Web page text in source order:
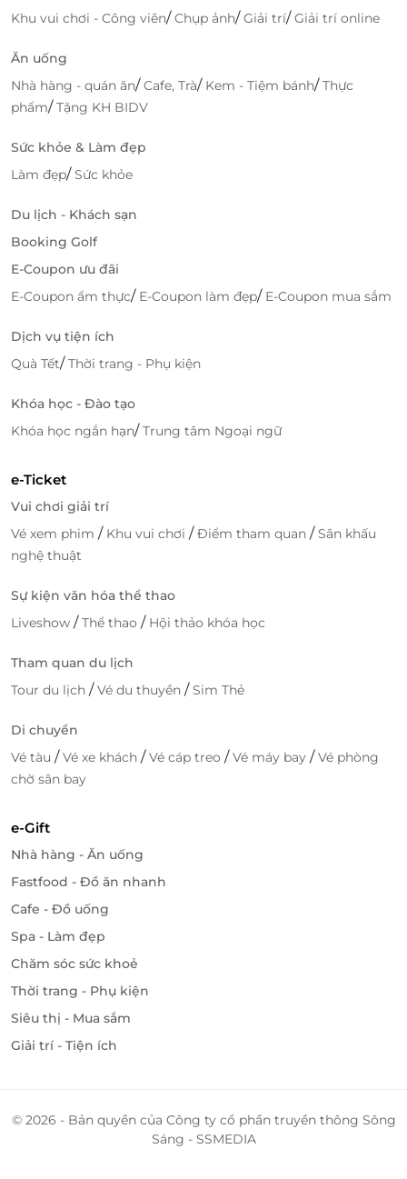
Khu vui chơi - Công viên/Chụp ảnh/Giải trí/Giải trí online
Ăn uống
Nhà hàng - quán ăn/Cafe, Trà/ Kem - Tiệm bánh/Thực
phẩm/Tặng KH BIDV
Sức khỏe & Làm đẹp
Làm đẹp/Sức khỏe
Du lịch - Khách sạn
Booking Golf
E-Coupon ưu đãi
E-Coupon ẩm thực/ E-Coupon làm đẹp/ E-Coupon mua sắm
Dịch vụ tiện ích
Quà Tết/Thời trang - Phụ kiện
Khóa học - Đào tạo
Khóa học ngắn hạn/Trung tâm Ngoại ngữ
e-Ticket
Vui chơi giải trí
Vé xem phim / Khu vui chơi /Điểm tham quan /Sân khấu
nghệ thuật
Sự kiện văn hóa thể thao
Liveshow /Thể thao / Hội thảo khóa học
Tham quan du lịch
Tour du lịch /Vé du thuyền /Sim Thẻ
Di chuyển
Vé tàu /Vé xe khách /Vé cáp treo /Vé máy bay /Vé phòng
chờ sân bay
e-Gift
Nhà hàng - Ăn uống
Fastfood - Đồ ăn nhanh
Cafe - Đồ uống
Spa - Làm đẹp
Chăm sóc sức khoẻ
Thời trang - Phụ kiện
Siêu thị - Mua sắm
Giải trí - Tiện ích
© 2026 - Bản quyền của Công ty cổ phần truyền thông Sông
Sáng - SSMEDIA